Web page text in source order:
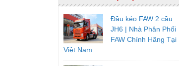
Đầu kéo FAW 2 cầu
JH6 | Nhà Phân Phối
FAW Chính Hãng Tại
Việt Nam